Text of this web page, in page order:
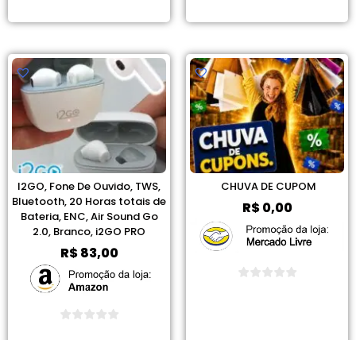
I2GO, Fone De Ouvido, TWS,
Bluetooth, 20 Horas totais de
Bateria, ENC, Air Sound Go
2.0, Branco, i2GO PRO
R$83,00
CHUVA DE CUPOM
R$0,00